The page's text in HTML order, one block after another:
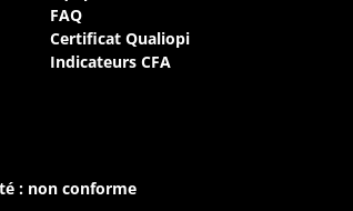
FAQ
Certificat Qualiopi
Indicateurs CFA
: non conforme